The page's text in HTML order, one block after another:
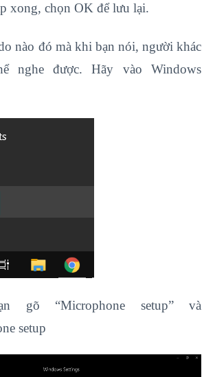
xong, chọn OK để lưu lại.
nào đó mà khi bạn nói, người khác
nghe được. Hãy vào Windows
gõ “Microphone setup” và
setup